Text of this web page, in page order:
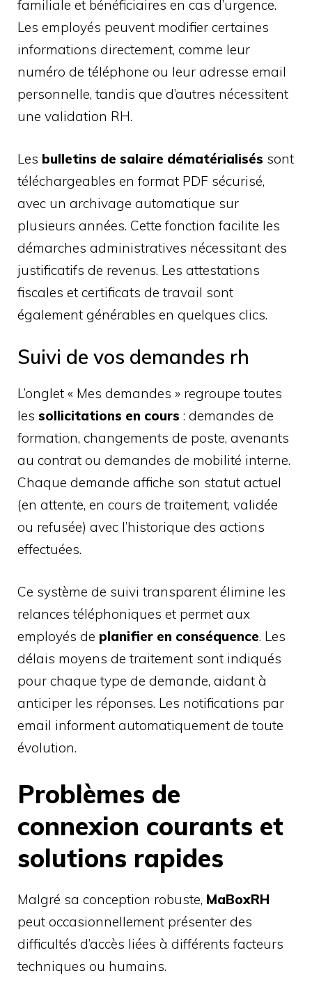
familiale et bénéficiaires en cas d’urgence.
Les employés peuvent modifier certaines
informations directement, comme leur
numéro de téléphone ou leur adresse email
personnelle, tandis que d’autres nécessitent
une validation RH.
Les bulletins de salaire dématérialisés sont
téléchargeables en format PDF sécurisé,
avec un archivage automatique sur
plusieurs années. Cette fonction facilite les
démarches administratives nécessitant des
justificatifs de revenus. Les attestations
fiscales et certificats de travail sont
également générables en quelques clics.
Suivi de vos demandes rh
L’onglet « Mes demandes » regroupe toutes
les sollicitations en cours : demandes de
formation, changements de poste, avenants
au contrat ou demandes de mobilité interne.
Chaque demande affiche son statut actuel
(en attente, en cours de traitement, validée
ou refusée) avec l’historique des actions
effectuées.
Ce système de suivi transparent élimine les
relances téléphoniques et permet aux
employés de planifier en conséquence. Les
délais moyens de traitement sont indiqués
pour chaque type de demande, aidant à
anticiper les réponses. Les notifications par
email informent automatiquement de toute
évolution.
Problèmes de
connexion courants et
solutions rapides
Malgré sa conception robuste, MaBoxRH
peut occasionnellement présenter des
difficultés d’accès liées à différents facteurs
techniques ou humains.